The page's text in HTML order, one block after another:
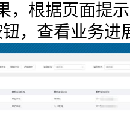
，根据页面提
钮，查看业务进